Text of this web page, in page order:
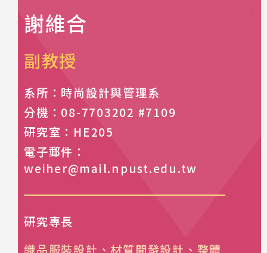
謝維合
副教授
系所：時尚設計與管理系
分機：08-7703202 #7109
研究室：HE205
電子郵件：
weiher@mail.npust.edu.tw
研究專長